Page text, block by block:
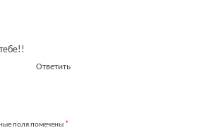
Ответить
поля помечены *